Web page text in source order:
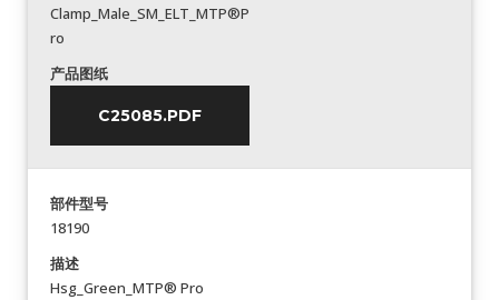
Clamp_Male_SM_ELT_MTP®P
ro
产品图纸
C25085.PDF
部件型号
18190
描述
Hsg_Green_MTP® Pro